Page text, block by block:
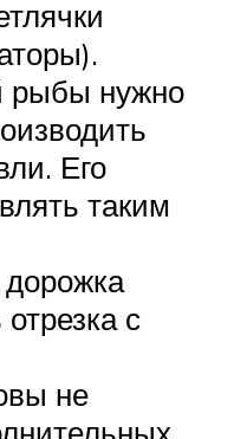
рыбы нужно
Его
таким
с
не